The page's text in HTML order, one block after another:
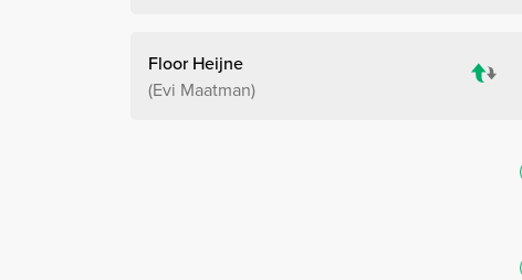
Floor Heijne
Evi Maatman